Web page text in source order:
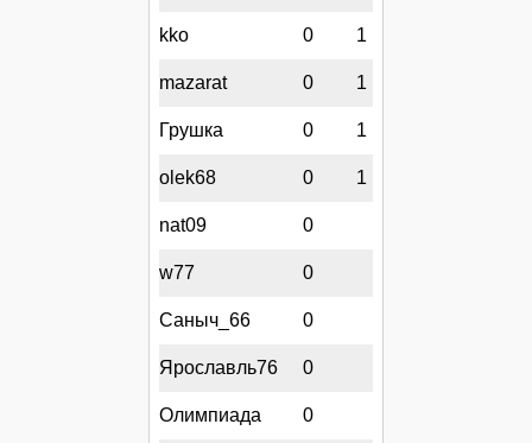
kko 0 1
mazarat 0 1
Грушка 0 1
olek68 0 1
nat09 0
w77 0
Саныч_66 0
Ярославль76 0
Олимпиада 0